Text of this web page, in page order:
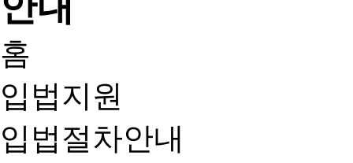
홈
입법지원
입법절차안내